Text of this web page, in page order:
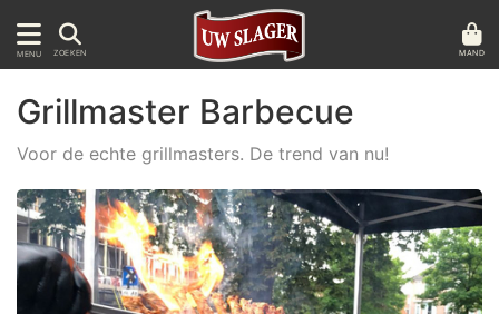
MENU ZOEKEN MAND
Grillmaster Barbecue
Voor de echte grillmasters. De trend van nu!